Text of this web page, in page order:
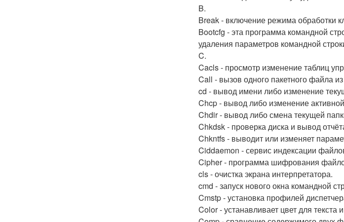
B.
Break - включение режима обработки
Bootcfg - эта программа командной
удаления параметров командной
C.
Cacls - просмотр изменение таблиц
Call - вызов одного пакетного файла из
cd - вывод имени либо изменение
Chcp - вывод либо изменение
Chdir - вывод либо смена текущей
Chkdsk - проверка диска и вывод
Chkntfs - выводит или изменяет
Ciddaemon - сервис индексации
Cipher - программа шифрования
cls - очистка экрана интерпретатора.
cmd - запуск нового окна командной
Cmstp - установка профилей
Color - устанавливает цвет для текста